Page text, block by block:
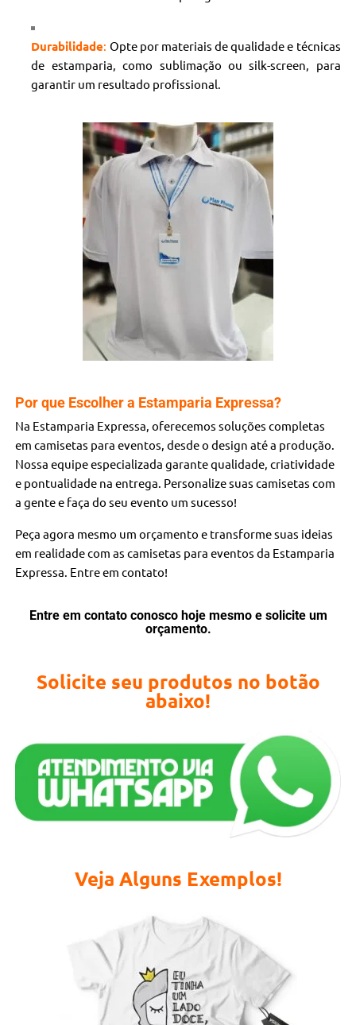
Durabilidade: Opte por materiais de qualidade e técnicas
de estamparia, como sublimação ou silk-screen, para
garantir um resultado profissional.
Por que Escolher a Estamparia Expressa?
Na Estamparia Expressa, oferecemos soluções completas
em camisetas para eventos, desde o design até a produção.
Nossa equipe especializada garante qualidade, criatividade
e pontualidade na entrega. Personalize suas camisetas com
a gente e faça do seu evento um sucesso!
Peça agora mesmo um orçamento e transforme suas ideias
em realidade com as camisetas para eventos da Estamparia
Expressa. Entre em contato!
Entre em contato conosco hoje mesmo e solicite um
orçamento.
Solicite seu produtos no botão
abaixo!
Veja Alguns Exemplos!